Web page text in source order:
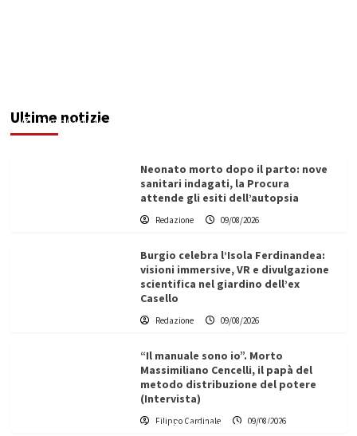
Ultime notizie
Filippo Cardinale
Neonato morto dopo il parto: nove
sanitari indagati, la Procura
attende gli esiti dell’autopsia
Redazione 09/08/2026
Burgio celebra l’Isola Ferdinandea:
visioni immersive, VR e divulgazione
scientifica nel giardino dell’ex
Casello
Redazione 09/08/2026
“Il manuale sono io”. Morto
Massimiliano Cencelli, il papà del
metodo distribuzione del potere
(Intervista)
Filippo Cardinale 09/08/2026
L’ingegnere saccense Buscarnera partner chiave
di un progetto transnazionale per la transizione